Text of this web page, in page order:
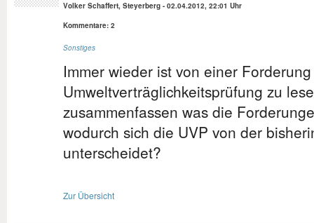
Volker Schaffert, Steyerberg - 02.04.2012, 22:01 Uhr
Kommentare: 2
Sonstiges
Immer wieder ist von einer
Umweltverträglichkeitsprüfung zu
zusammenfassen was die
wodurch sich die UVP von der
unterscheidet?
Zur Übersicht